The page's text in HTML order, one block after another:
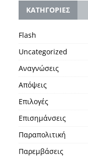
KΑΤΗΓΟΡΙΕΣ
Flash
Uncategorized
Αναγνώσεις
Απόψεις
Επιλογές
Επισημάνσεις
Παραπολιτική
Παρεμβάσεις